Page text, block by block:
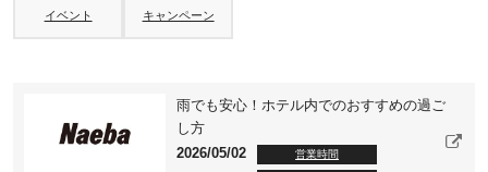
イベント キャンペーン
雨でも安心！ホテル内でのおすすめの過ご
し方
2026/05/02
営業時間